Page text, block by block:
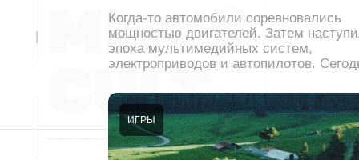
Когда-то автомобили соревновались
мощностью двигателей. Затем
эпоха мультимедийных систем,
электроприводов и автопилотов.
ИГРЫ